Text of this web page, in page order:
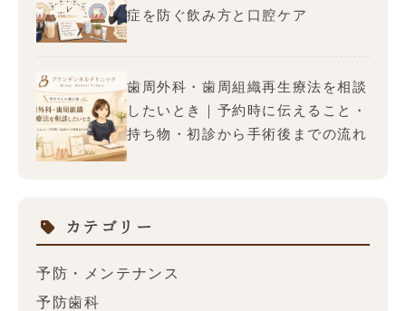
症を防ぐ飲み方と口腔ケア
歯周外科・歯周組織再生療法を相談
したいとき｜予約時に伝えること・
持ち物・初診から手術後までの流れ
カテゴリー
予防・メンテナンス
予防歯科